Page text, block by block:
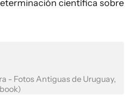
científica sobre
- Fotos Antiguas de Uruguay,